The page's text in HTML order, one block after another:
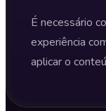
É necessário
experiência
aplicar o